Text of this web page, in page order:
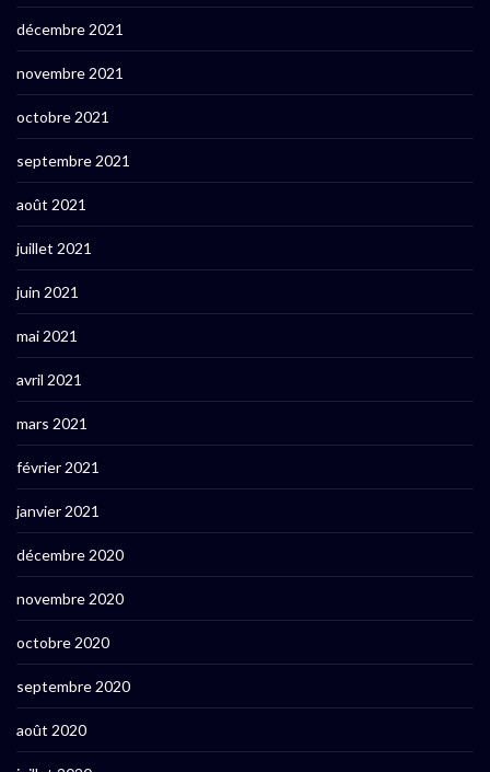
décembre 2021
novembre 2021
octobre 2021
septembre 2021
août 2021
juillet 2021
juin 2021
mai 2021
avril 2021
mars 2021
février 2021
janvier 2021
décembre 2020
novembre 2020
octobre 2020
septembre 2020
août 2020